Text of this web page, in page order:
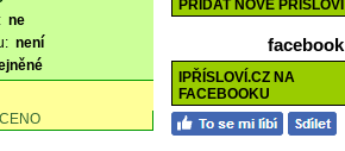
ne
není
PŘIDAT NOVÉ PŘÍSLOVÍ
facebook
IPŘÍSLOVÍ.CZ NA
FACEBOOKU